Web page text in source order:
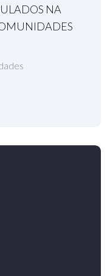
NA